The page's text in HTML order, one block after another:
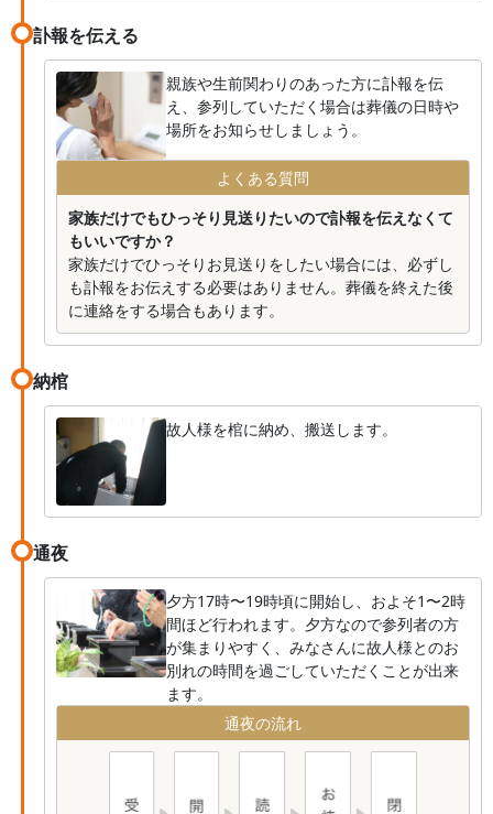
訃報を伝える
親族や生前関わりのあった方に訃報を伝
え、参列していただく場合は葬儀の日時や
場所をお知らせしましょう。
よくある質問
家族だけでもひっそり見送りたいので訃報を伝えなくて
もいいですか？
家族だけでひっそりお見送りをしたい場合には、必ずし
も訃報をお伝えする必要はありません。葬儀を終えた後
に連絡をする場合もあります。
納棺
故人様を棺に納め、搬送します。
通夜
夕方17時〜19時頃に開始し、およそ1〜2時
間ほど行われます。夕方なので参列者の方
が集まりやすく、みなさんに故人様とのお
別れの時間を過ごしていただくことが出来
ます。
通夜の流れ